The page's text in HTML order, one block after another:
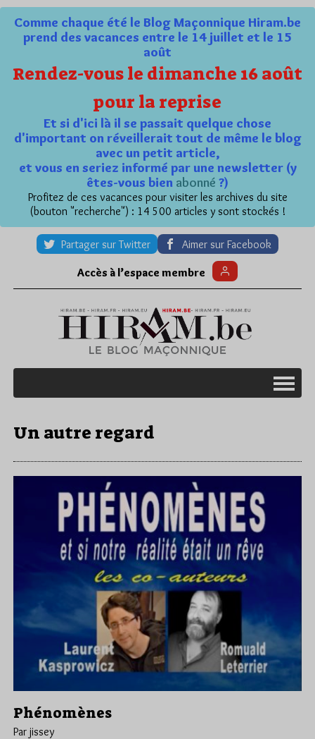
Comme chaque été le Blog Maçonnique Hiram.be
prend des vacances entre le 14 juillet et le 15
août
Rendez-vous le dimanche 16 août
pour la reprise
Et si d'ici là il se passait quelque chose
d'important on réveillerait tout de même le blog
avec un petit article,
et vous en seriez informé par une newsletter (y
êtes-vous bien abonné ?)
Profitez de ces vacances pour visiter les archives du site
(bouton "recherche") : 14 500 articles y sont stockés !
Partager sur Twitter Aimer sur Facebook
Accès à l’espace membre
Un autre regard
Phénomènes
Par jissey